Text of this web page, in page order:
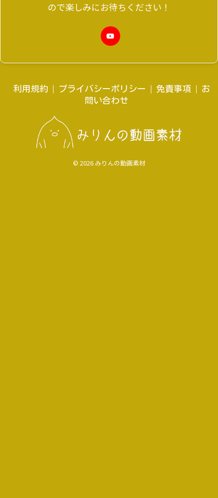
ので楽しみにお待ちください！
利用規約 プライバシーポリシー 免責事項
お
問い合わせ
© 2026 みりんの動画素材